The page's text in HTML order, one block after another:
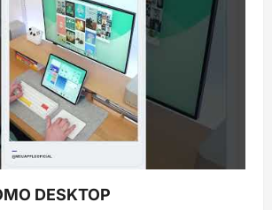
DESKTOP